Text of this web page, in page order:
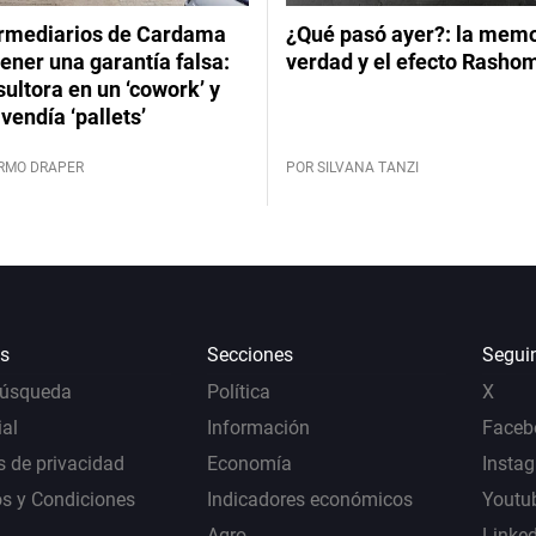
de Cardama
una garantía falsa:
en un ‘cowork’ y
‘pallets’
DRAPER
¿Qué pasó ayer?: la
verdad y el efecto
POR SILVANA TANZI
de privacidad
y Condiciones
Secciones
Política
Información
Economía
Indicadores económicos
X